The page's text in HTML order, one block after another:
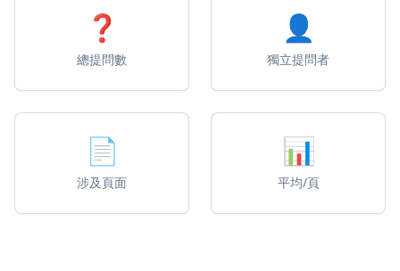
❓
總提問數
👤
獨立提問者
📄
涉及頁面
📊
平均/頁